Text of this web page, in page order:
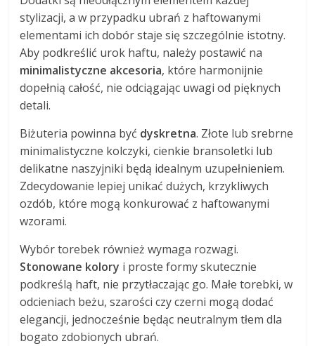
stylizacji, a w przypadku ubrań z haftowanymi
elementami ich dobór staje się szczególnie istotny.
Aby podkreślić urok haftu, należy postawić na
minimalistyczne akcesoria, które harmonijnie
dopełnią całość, nie odciągając uwagi od pięknych
detali.
Biżuteria powinna być dyskretna. Złote lub srebrne
minimalistyczne kolczyki, cienkie bransoletki lub
delikatne naszyjniki będą idealnym uzupełnieniem.
Zdecydowanie lepiej unikać dużych, krzykliwych
ozdób, które mogą konkurować z haftowanymi
wzorami.
Wybór torebek również wymaga rozwagi.
Stonowane kolory i proste formy skutecznie
podkreślą haft, nie przytłaczając go. Małe torebki, w
odcieniach beżu, szarości czy czerni mogą dodać
elegancji, jednocześnie będąc neutralnym tłem dla
bogato zdobionych ubrań.